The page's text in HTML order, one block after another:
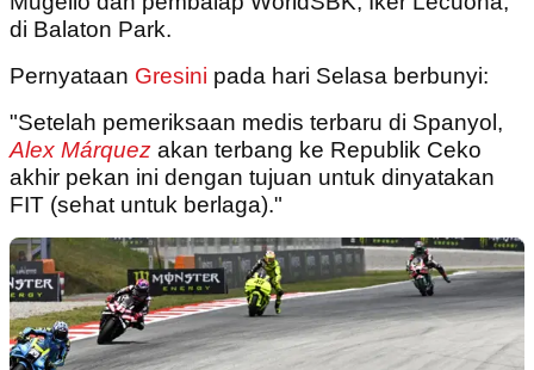
di Balaton Park.
Pernyataan Gresini pada hari Selasa berbunyi:
"Setelah pemeriksaan medis terbaru di Spanyol,
Alex Márquez akan terbang ke Republik Ceko
akhir pekan ini dengan tujuan untuk dinyatakan
FIT (sehat untuk berlaga)."